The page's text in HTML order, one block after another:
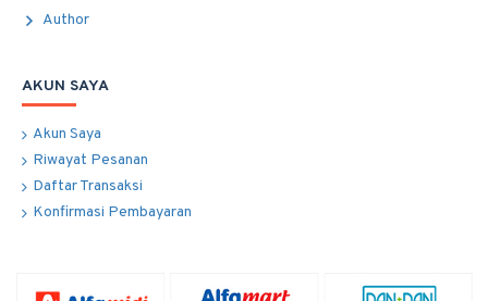
Author
AKUN SAYA
Akun Saya
Riwayat Pesanan
Daftar Transaksi
Konfirmasi Pembayaran